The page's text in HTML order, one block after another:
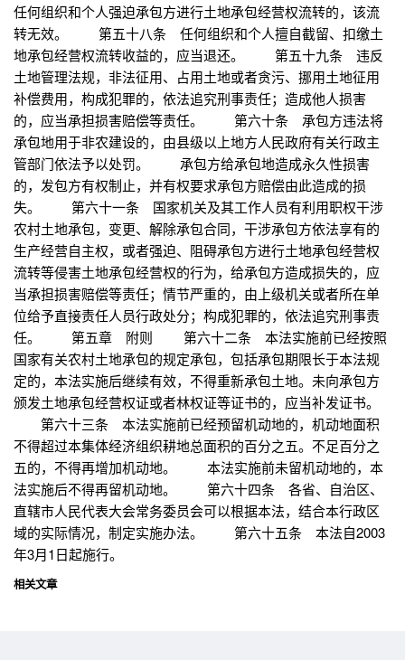
任何组织和个人强迫承包方进行土地承包经营权流转的，该流
转无效。 第五十八条 任何组织和个人擅自截留、扣缴土
地承包经营权流转收益的，应当退还。 第五十九条 违反
土地管理法规，非法征用、占用土地或者贪污、挪用土地征用
补偿费用，构成犯罪的，依法追究刑事责任；造成他人损害
的，应当承担损害赔偿等责任。 第六十条 承包方违法将
承包地用于非农建设的，由县级以上地方人民政府有关行政主
管部门依法予以处罚。 承包方给承包地造成永久性损害
的，发包方有权制止，并有权要求承包方赔偿由此造成的损
失。 第六十一条 国家机关及其工作人员有利用职权干涉
农村土地承包，变更、解除承包合同，干涉承包方依法享有的
生产经营自主权，或者强迫、阻碍承包方进行土地承包经营权
流转等侵害土地承包经营权的行为，给承包方造成损失的，应
当承担损害赔偿等责任；情节严重的，由上级机关或者所在单
位给予直接责任人员行政处分；构成犯罪的，依法追究刑事责
任。 第五章 附则 第六十二条 本法实施前已经按照
国家有关农村土地承包的规定承包，包括承包期限长于本法规
定的，本法实施后继续有效，不得重新承包土地。未向承包方
颁发土地承包经营权证或者林权证等证书的，应当补发证书。
第六十三条 本法实施前已经预留机动地的，机动地面积
不得超过本集体经济组织耕地总面积的百分之五。不足百分之
五的，不得再增加机动地。 本法实施前未留机动地的，本
法实施后不得再留机动地。 第六十四条 各省、自治区、
直辖市人民代表大会常务委员会可以根据本法，结合本行政区
域的实际情况，制定实施办法。 第六十五条 本法自2003
年3月1日起施行。
相关文章